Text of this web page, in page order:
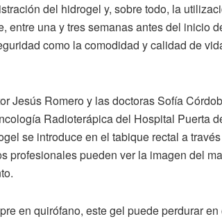
del hidrogel y, sobre todo, la
entre una y tres semanas antes del inicio
como la comodidad y calidad de
Jesús Romero y las doctoras Sofía
Radioterápica del Hospital Puerta
se introduce en el tabique rectal a
profesionales pueden ver la imagen del
en quirófano, este gel puede perdurar